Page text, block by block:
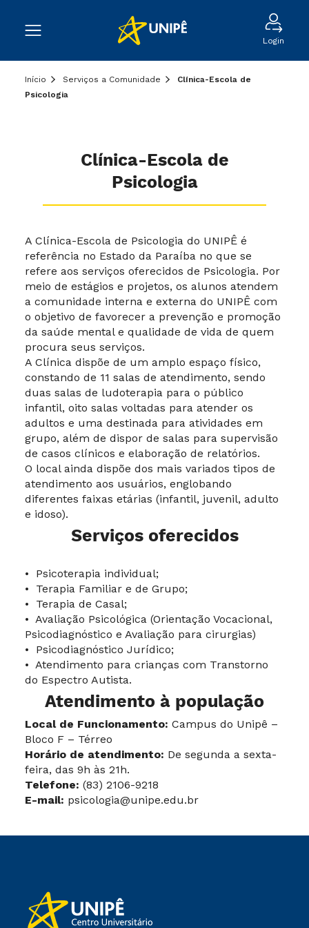
Login
Início Serviços a Comunidade
Clínica-Escola de
Psicologia
Clínica-Escola de
Psicologia
A Clínica-Escola de Psicologia do UNIPÊ é
referência no Estado da Paraíba no que se
refere aos serviços oferecidos de Psicologia. Por
meio de estágios e projetos, os alunos atendem
a comunidade interna e externa do UNIPÊ com
o objetivo de favorecer a prevenção e promoção
da saúde mental e qualidade de vida de quem
procura seus serviços.
A Clínica dispõe de um amplo espaço físico,
constando de 11 salas de atendimento, sendo
duas salas de ludoterapia para o público
infantil, oito salas voltadas para atender os
adultos e uma destinada para atividades em
grupo, além de dispor de salas para supervisão
de casos clínicos e elaboração de relatórios.
O local ainda dispõe dos mais variados tipos de
atendimento aos usuários, englobando
diferentes faixas etárias (infantil, juvenil, adulto
e idoso).
Serviços oferecidos
• Psicoterapia individual;
• Terapia Familiar e de Grupo;
• Terapia de Casal;
• Avaliação Psicológica (Orientação Vocacional,
Psicodiagnóstico e Avaliação para cirurgias)
• Psicodiagnóstico Jurídico;
• Atendimento para crianças com Transtorno
do Espectro Autista.
Atendimento à população
Local de Funcionamento: Campus do Unipê –
Bloco F – Térreo
Horário de atendimento: De segunda a sexta-
feira, das 9h às 21h.
Telefone: (83) 2106-9218
E-mail: psicologia@unipe.edu.br